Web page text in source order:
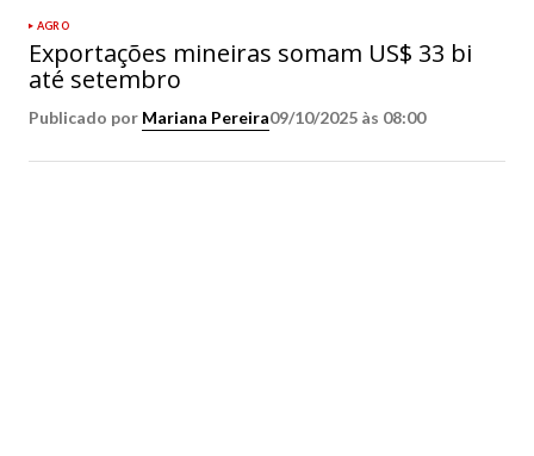
AGRO
Exportações mineiras somam US$ 33 bi
até setembro
Publicado por Mariana Pereira09/10/2025 às 08:00